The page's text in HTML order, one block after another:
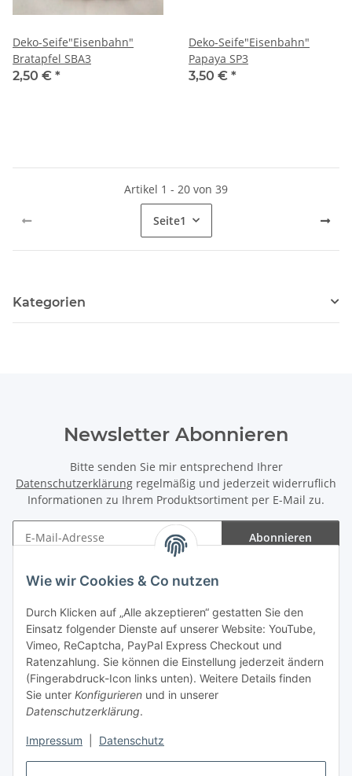
Wie wir Cookies & Co nutzen
Durch Klicken auf „Alle akzeptieren“ gestatten Sie den
Einsatz folgender Dienste auf unserer Website: YouTube,
Vimeo, ReCaptcha, PayPal Express Checkout und
Ratenzahlung. Sie können die Einstellung jederzeit ändern
(Fingerabdruck-Icon links unten). Weitere Details finden
Sie unter Konfigurieren und in unserer
Datenschutzerklärung.
Impressum Datenschutz
Deko-Seife"Eisenbahn"
Bratapfel SBA3
2,50 € *
Deko-Seife"Eisenbahn"
Papaya SP3
3,50 € *
Artikel 1 - 20 von 39
Seite1
Kategorien
Newsletter Abonnieren
Bitte senden Sie mir entsprechend Ihrer
Datenschutzerklärung regelmäßig und jederzeit widerruflich
Informationen zu Ihrem Produktsortiment per E-Mail zu.
Abonnieren
Gesetzliche Informationen
Vertrag widerrufen